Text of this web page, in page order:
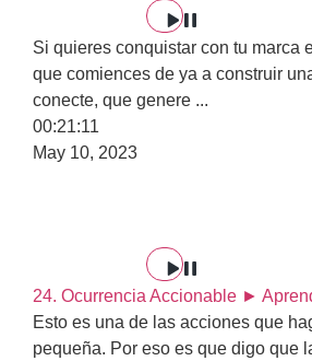
Si quieres conquistar con tu marca
que comiences de ya a construir
conecte, que genere ...
00:21:11
May 10, 2023
24. Ocurrencia Accionable ►
Esto es una de las acciones que
pequeña. Por eso es que digo que